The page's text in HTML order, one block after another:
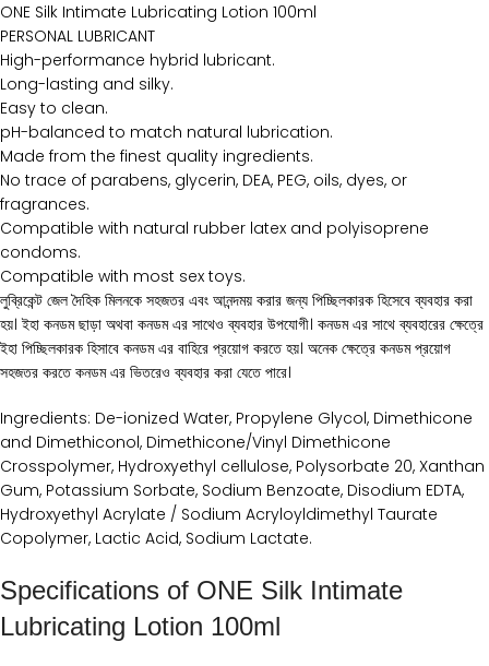
ONE Silk Intimate Lubricating Lotion 100ml
PERSONAL LUBRICANT
High-performance hybrid lubricant.
Long-lasting and silky.
Easy to clean.
pH-balanced to match natural lubrication.
Made from the finest quality ingredients.
No trace of parabens, glycerin, DEA, PEG, oils, dyes, or
fragrances.
Compatible with natural rubber latex and polyisoprene
condoms.
Compatible with most sex toys.
লুব্রিকেন্ট জেল দৈহিক মিলনকে সহজতর এবং আনন্দময় করার জন্য পিচ্ছিলকারক হিসেবে ব্যবহার করা
হয়। ইহা কনডম ছাড়া অথবা কনডম এর সাথেও ব্যবহার উপযোগী। কনডম এর সাথে ব্যবহারের ক্ষেত্রে
ইহা পিচ্ছিলকারক হিসাবে কনডম এর বাহিরে প্রয়োগ করতে হয়। অনেক ক্ষেত্রে কনডম প্রয়োগ
সহজতর করতে কনডম এর ভিতরেও ব্যবহার করা যেতে পারে।
Ingredients: De-ionized Water, Propylene Glycol, Dimethicone
and Dimethiconol, Dimethicone/Vinyl Dimethicone
Crosspolymer, Hydroxyethyl cellulose, Polysorbate 20, Xanthan
Gum, Potassium Sorbate, Sodium Benzoate, Disodium EDTA,
Hydroxyethyl Acrylate / Sodium Acryloyldimethyl Taurate
Copolymer, Lactic Acid, Sodium Lactate.
Specifications of ONE Silk Intimate
Lubricating Lotion 100ml